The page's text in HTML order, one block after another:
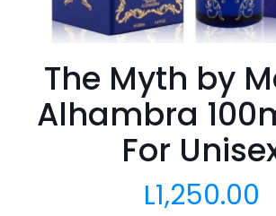
The Myth by
Alhambra
For
L1,250.00